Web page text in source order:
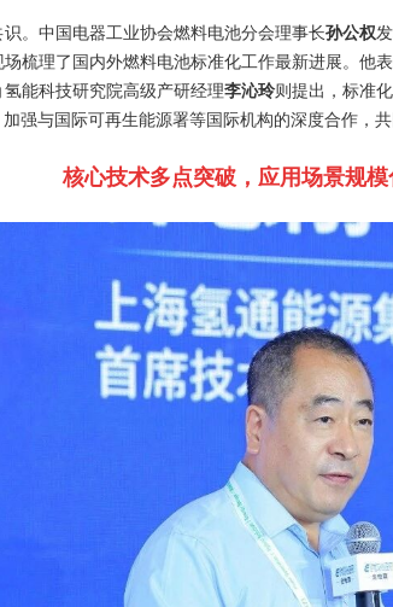
。中国电器工业协会燃料电池分会理事长孙公权
场梳理了国内外燃料电池标准化工作最新进展。他
能科技研究院高级产研经理李沁玲则提出，标准
强与国际可再生能源署等国际机构的深度合作，
核心技术多点突破，应用场景规